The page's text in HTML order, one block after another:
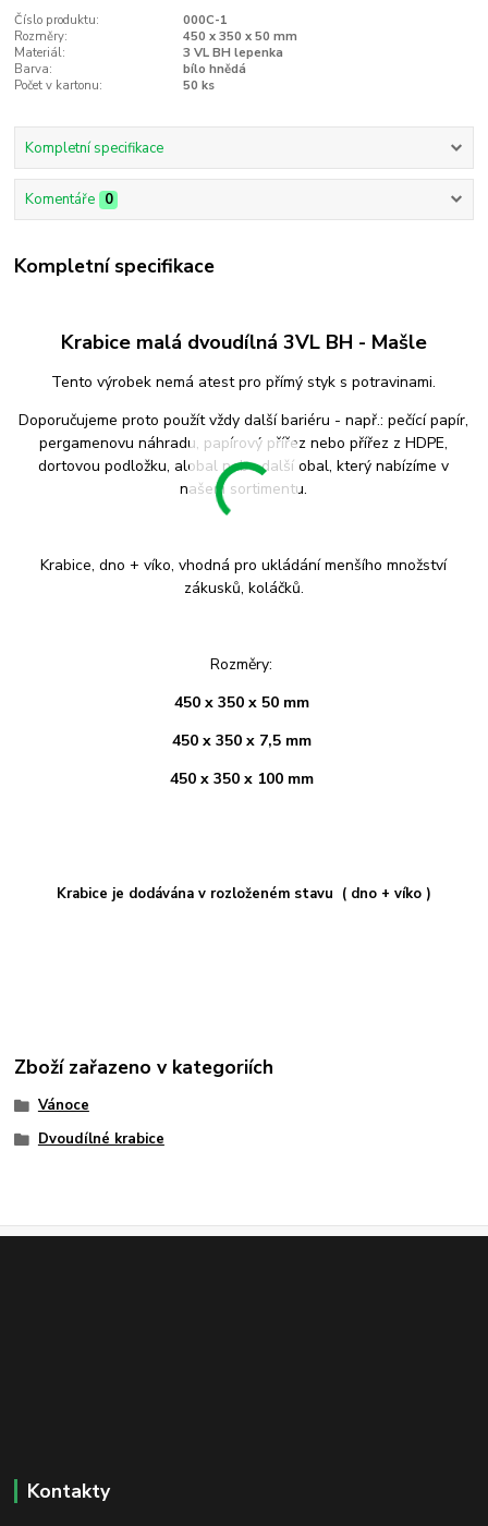
Číslo produktu:
000C-1
Rozměry:
450 x 350 x 50 mm
Materiál:
3 VL BH lepenka
Barva:
bílo hnědá
Počet v kartonu:
50 ks
Kompletní specifikace
Komentáře 0
Kompletní specifikace
Krabice malá dvoudílná 3VL BH - Mašle
Tento výrobek nemá atest pro přímý styk s potravinami.
Doporučujeme proto použít vždy další bariéru - např.: pečící papír,
pergamenovu náhradu, papírový přířez nebo přířez z HDPE,
dortovou podložku, alobal nebo další obal, který nabízíme v
našem sortimentu.
Krabice, dno + víko, vhodná pro ukládání menšího množství
zákusků, koláčků.
Rozměry:
450 x 350 x 50 mm
450 x 350 x 7,5 mm
450 x 350 x 100 mm
Krabice je dodávána v rozloženém stavu ( dno + víko )
Zboží zařazeno v kategoriích
Vánoce
Dvoudílné krabice
Kontakty